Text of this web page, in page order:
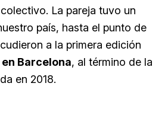
La pareja tuvo un
país, hasta el punto de
a la primera edición
Barcelona, al término de la
en 2018.